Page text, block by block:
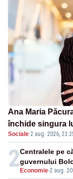
Ana Maria
închide singura
Sociale·2 aug. 2026,
2 Economie-2 aug.
Centralele pe
guvernului